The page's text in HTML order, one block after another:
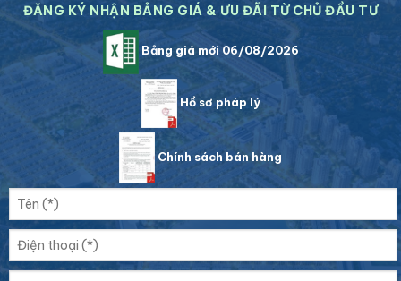
ĐĂNG KÝ NHẬN BẢNG GIÁ & ƯU ĐÃI TỪ CHỦ ĐẦU TƯ
Bảng giá mới 06/08/2026
Hồ sơ pháp lý
Chính sách bán hàng